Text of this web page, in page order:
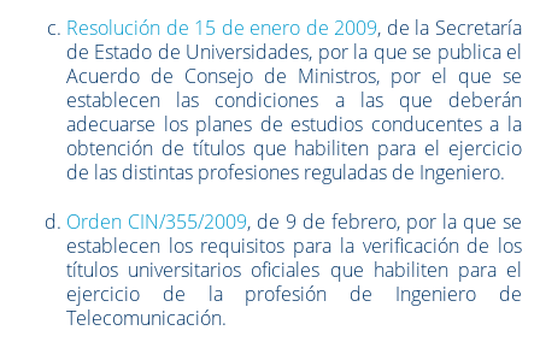
Resolución de 15 de enero de 2009, de la Secretaría
de Estado de Universidades, por la que se publica el
Acuerdo de Consejo de Ministros, por el que se
establecen las condiciones a las que deberán
adecuarse los planes de estudios conducentes a la
obtención de títulos que habiliten para el ejercicio
de las distintas profesiones reguladas de Ingeniero.
Orden CIN/355/2009, de 9 de febrero, por la que se
establecen los requisitos para la verificación de los
títulos universitarios oficiales que habiliten para el
ejercicio de la profesión de Ingeniero de
Telecomunicación.